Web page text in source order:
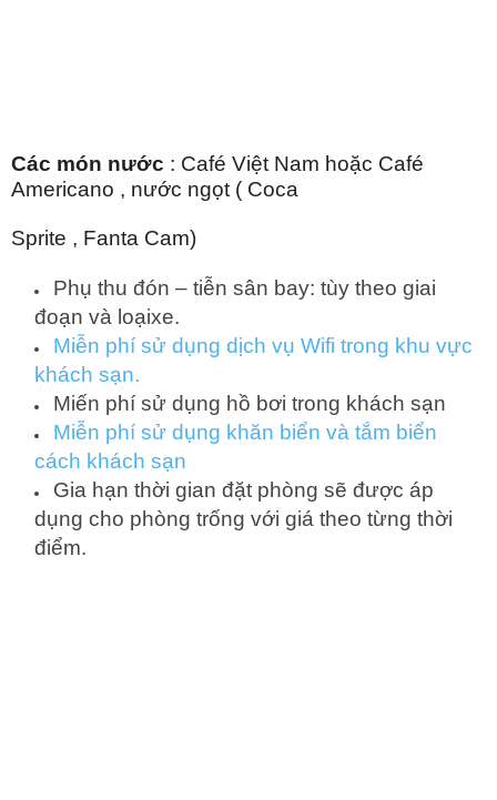
Các món nước : Café Việt Nam hoặc Café
Americano , nước ngọt ( Coca
Sprite , Fanta Cam)
Phụ thu đón – tiễn sân bay: tùy theo giai
đoạn và loạixe.
Miễn phí sử dụng dịch vụ Wifi trong khu vực
khách sạn.
Miến phí sử dụng hồ bơi trong khách sạn
Miễn phí sử dụng khăn biển và tắm biển
cách khách sạn
Gia hạn thời gian đặt phòng sẽ được áp
dụng cho phòng trống với giá theo từng thời
điểm.